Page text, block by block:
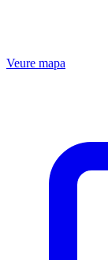
Veure mapa